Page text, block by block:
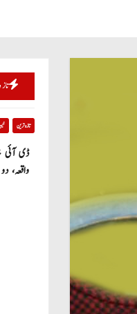
تازہ ترین
ڈی آئی
واقعہ،